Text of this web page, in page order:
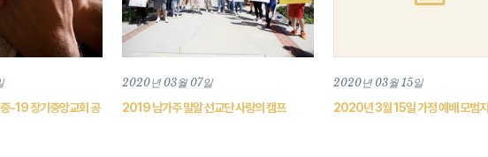
-19 장기중앙교회 공
2020년 03월 07일
2019 남가주 밀알 선교단 사랑의 캠프
2020년 03월 15일
2020년 3월 15일 가정 예배 모범지